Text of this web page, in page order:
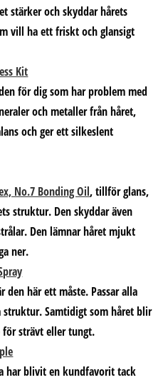
stärker och skyddar hårets
vill ha ett friskt och glansigt
Kit
för dig som har problem med
och metaller från håret,
och ger ett silkeslent
No.7 Bonding Oil, tillför glans,
struktur. Den skyddar även
Den lämnar håret mjukt
ner.
den här ett måste. Passar alla
struktur. Samtidigt som håret blir
strävt eller tungt.
har blivit en kundfavorit tack